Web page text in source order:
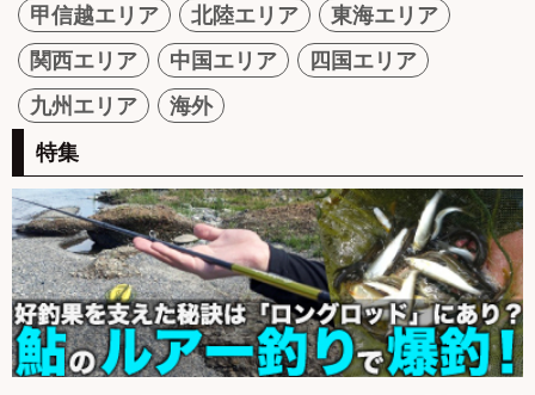
甲信越エリア
北陸エリア
東海エリア
関西エリア
中国エリア
四国エリア
九州エリア
海外
特集